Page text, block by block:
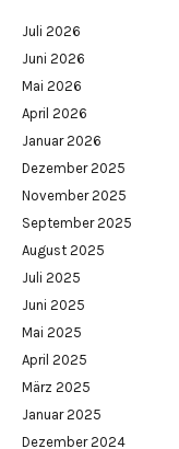
Juli 2026
Juni 2026
Mai 2026
April 2026
Januar 2026
Dezember 2025
November 2025
September 2025
August 2025
Juli 2025
Juni 2025
Mai 2025
April 2025
März 2025
Januar 2025
Dezember 2024